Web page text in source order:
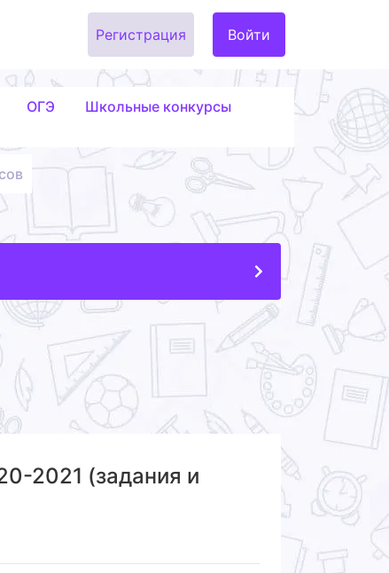
Регистрация Войти
ОГЭ
Школьные конкурсы
2021 (задания и